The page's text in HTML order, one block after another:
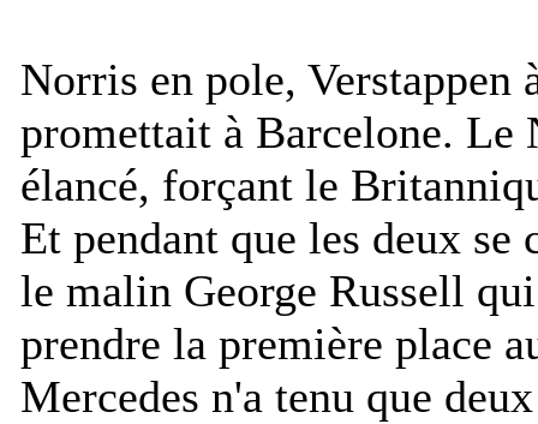
Norris en pole, Verstappen
promettait à Barcelone. Le
élancé, forçant le
Et pendant que les deux
le malin George Russell
prendre la première place
Mercedes n'a tenu que